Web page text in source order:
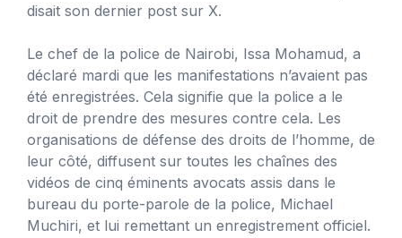
disait son dernier post sur X.
Le chef de la police de Nairobi, Issa Mohamud, a
déclaré mardi que les manifestations n’avaient pas
été enregistrées. Cela signifie que la police a le
droit de prendre des mesures contre cela. Les
organisations de défense des droits de l’homme, de
leur côté, diffusent sur toutes les chaînes des
vidéos de cinq éminents avocats assis dans le
bureau du porte-parole de la police, Michael
Muchiri, et lui remettant un enregistrement officiel.